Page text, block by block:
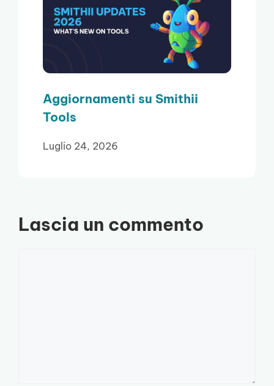
Aggiornamenti su Smithii
Tools
Luglio 24, 2026
Lascia un commento